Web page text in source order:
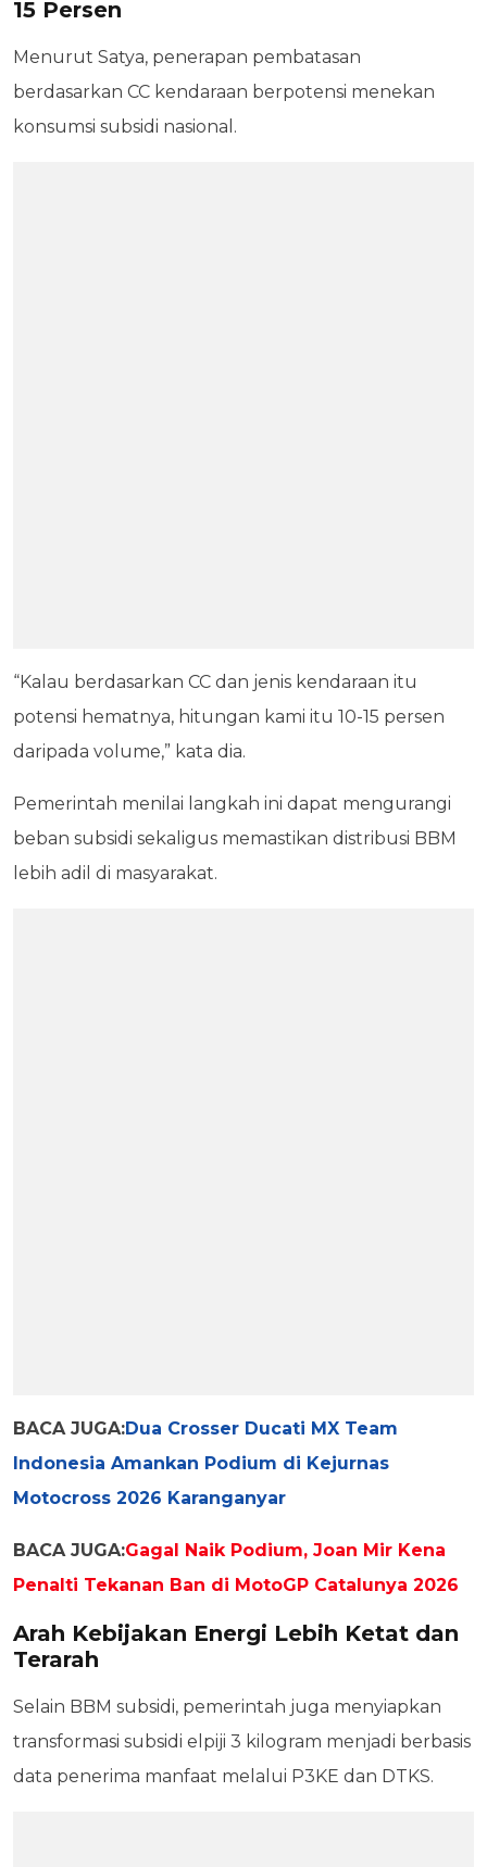
15 Persen
Menurut Satya, penerapan pembatasan
berdasarkan CC kendaraan berpotensi menekan
konsumsi subsidi nasional.
“Kalau berdasarkan CC dan jenis kendaraan itu
potensi hematnya, hitungan kami itu 10-15 persen
daripada volume,” kata dia.
Pemerintah menilai langkah ini dapat mengurangi
beban subsidi sekaligus memastikan distribusi BBM
lebih adil di masyarakat.
BACA JUGA:Dua Crosser Ducati MX Team
Indonesia Amankan Podium di Kejurnas
Motocross 2026 Karanganyar
BACA JUGA:Gagal Naik Podium, Joan Mir Kena
Penalti Tekanan Ban di MotoGP Catalunya 2026
Arah Kebijakan Energi Lebih Ketat dan
Terarah
Selain BBM subsidi, pemerintah juga menyiapkan
transformasi subsidi elpiji 3 kilogram menjadi berbasis
data penerima manfaat melalui P3KE dan DTKS.